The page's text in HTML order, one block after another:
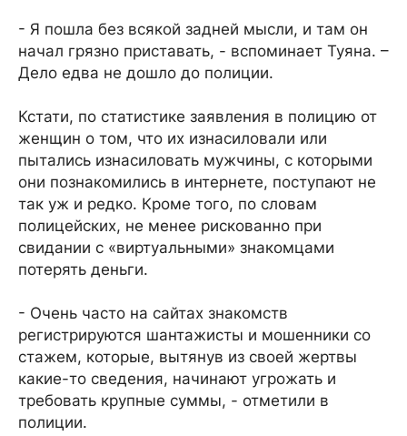
- Я пошла без всякой задней мысли, и там он
начал грязно приставать, - вспоминает Туяна. –
Дело едва не дошло до полиции.
Кстати, по статистике заявления в полицию от
женщин о том, что их изнасиловали или
пытались изнасиловать мужчины, с которыми
они познакомились в интернете, поступают не
так уж и редко. Кроме того, по словам
полицейских, не менее рискованно при
свидании с «виртуальными» знакомцами
потерять деньги.
- Очень часто на сайтах знакомств
регистрируются шантажисты и мошенники со
стажем, которые, вытянув из своей жертвы
какие-то сведения, начинают угрожать и
требовать крупные суммы, - отметили в
полиции.